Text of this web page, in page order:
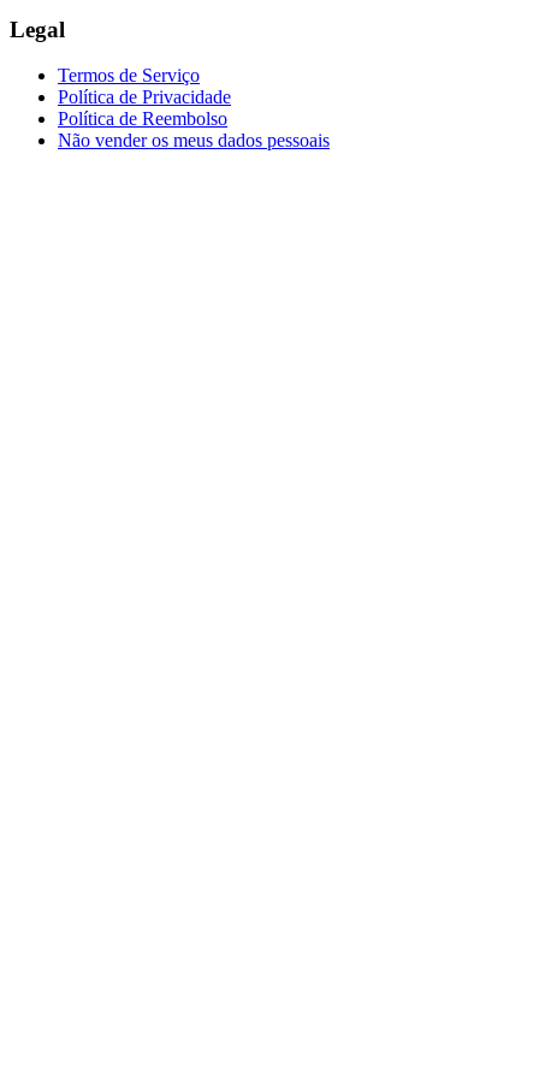
Legal
Termos de Serviço
Política de Privacidade
Política de Reembolso
Não vender os meus dados pessoais